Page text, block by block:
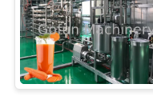
cenoura